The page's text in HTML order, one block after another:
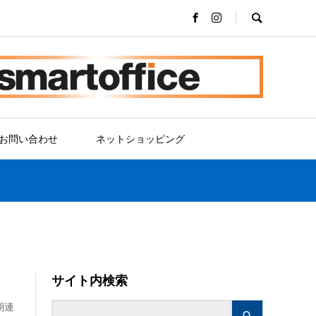
お問い合わせ ネットショッピング
連
サイト内検索